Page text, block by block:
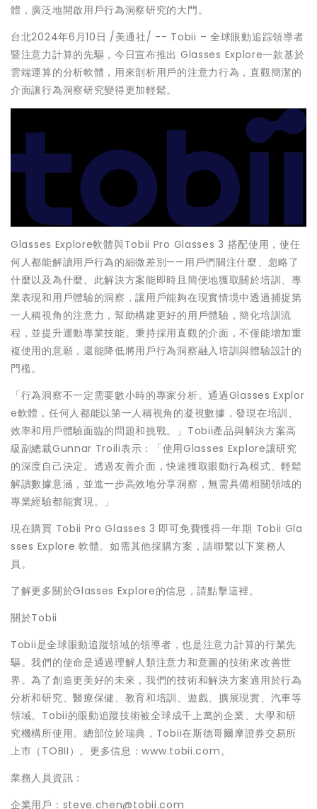
體，廣泛地開啟用戶行為洞察研究的大門。
台北2024年6月10日 /美通社/ -- Tobii – 全球眼動追踪領導者
暨注意力計算的先驅，今日宣布推出 Glasses Explore一款基於
雲端運算的分析軟體，用來剖析用戶的注意力行為，直觀簡潔的
介面讓行為洞察研究變得更加輕鬆。
Glasses Explore軟體與Tobii Pro Glasses 3 搭配使用，使任
何人都能解讀用戶行為的細微差別——用戶們關注什麼、忽略了
什麼以及為什麼。此解決方案能即時且簡便地獲取關於培訓、專
業表現和用戶體驗的洞察，讓用戶能夠在現實情境中透過捕捉第
一人稱視角的注意力，幫助構建更好的用戶體驗，簡化培訓流
程，並提升運動專業技能。秉持採用直觀的介面，不僅能增加重
複使用的意願，還能降低將用戶行為洞察融入培訓與體驗設計的
門檻。
「行為洞察不一定需要數小時的專家分析。通過Glasses Explor
e軟體，任何人都能以第一人稱視角的凝視數據，發現在培訓、
效率和用戶體驗面臨的問題和挑戰。」Tobii產品與解決方案高
級副總裁Gunnar Troili表示：「使用Glasses Explore讓研究
的深度自己決定。透過友善介面，快速獲取眼動行為模式、輕鬆
解讀數據意涵，並進一步高效地分享洞察，無需具備相關領域的
專業經驗都能實現。」
現在購買 Tobii Pro Glasses 3 即可免費獲得一年期 Tobii Gla
sses Explore 軟體。如需其他採購方案，請聯繫以下業務人
員。
了解更多關於Glasses Explore的信息，請點擊這裡。
關於Tobii
Tobii是全球眼動追蹤領域的領導者，也是注意力計算的行業先
驅。我們的使命是通過理解人類注意力和意圖的技術來改善世
界。為了創造更美好的未來，我們的技術和解決方案適用於行為
分析和研究、醫療保健、教育和培訓、遊戲、擴展現實、汽車等
領域。Tobii的眼動追蹤技術被全球成千上萬的企業、大學和研
究機構所使用。總部位於瑞典，Tobii在斯德哥爾摩證券交易所
上市（TOBII）。更多信息：www.tobii.com。
業務人員資訊：
企業用戶：steve.chen@tobii.com